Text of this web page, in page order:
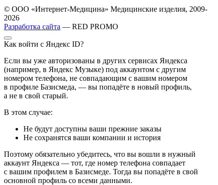
© ООО «Интернет-Медицина» Медицинские изделия, 2009-
2026
Разработка сайта — RED PROMO
Как войти с Яндекс ID?
Если вы уже авторизованы в других сервисах Яндекса
(например, в Яндекс Музыке) под аккаунтом с другим
номером телефона, не совпадающим с вашим номером
в профиле Базисмеда, — вы попадёте в новый профиль,
а не в свой старый.
В этом случае:
Не будут доступны ваши прежние заказы
Не сохранятся ваши компании и история
Поэтому обязательно убедитесь, что вы вошли в нужный
аккаунт Яндекса — тот, где номер телефона совпадает
с вашим профилем в Базисмеде. Тогда вы попадёте в свой
основной профиль со всеми данными.